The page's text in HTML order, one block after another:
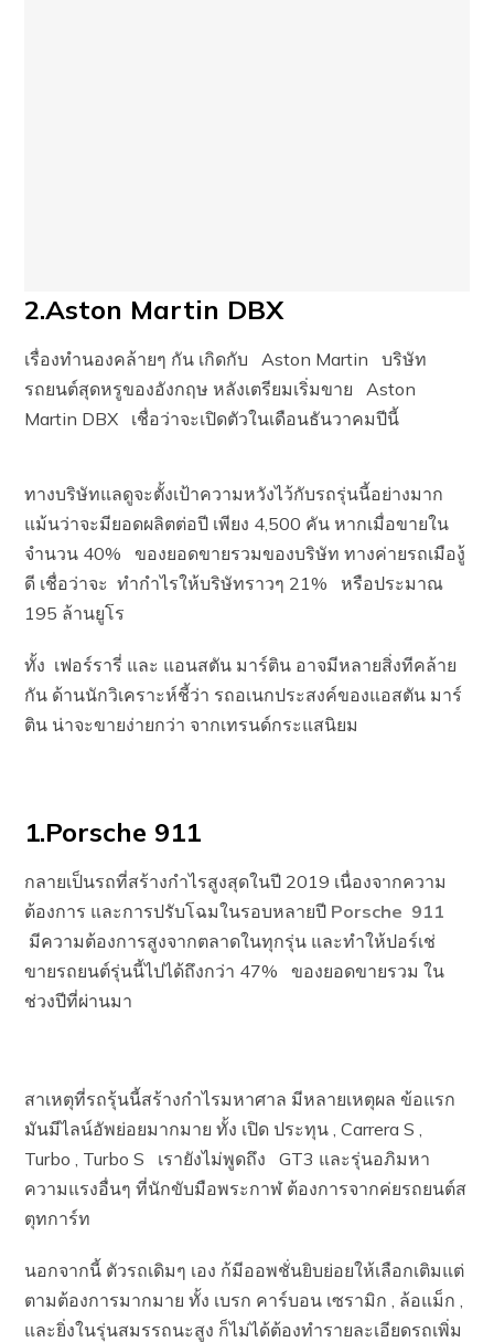
2.Aston Martin DBX
เรื่องทำนองคล้ายๆ กัน เกิดกับ Aston Martin บริษัท
รถยนต์สุดหรูของอังกฤษ หลังเตรียมเริ่มขาย Aston
Martin DBX เชื่อว่าจะเปิดตัวในเดือนธันวาคมปีนี้
ทางบริษัทแลดูจะตั้งเป้าความหวังไว้กับรถรุ่นนี้อย่างมาก
แม้นว่าจะมียอดผลิตต่อปี เพียง 4,500 คัน หากเมื่อขายใน
จำนวน 40% ของยอดขายรวมของบริษัท ทางค่ายรถเมืองู้
ดี เชื่อว่าจะ ทำกำไรให้บริษัทราวๆ 21% หรือประมาณ
195 ล้านยูโร
ทั้ง เฟอร์รารี่ และ แอนสตัน มาร์ติน อาจมีหลายสิ่งทีคล้าย
กัน ด้านนักวิเคราะห์ชี้ว่า รถอเนกประสงค์ของแอสตัน มาร์
ติน น่าจะขายง่ายกว่า จากเทรนด์กระแสนิยม
1.Porsche 911
กลายเป็นรถที่สร้างกำไรสูงสุดในปี 2019 เนื่องจากความ
ต้องการ และการปรับโฉมในรอบหลายปี Porsche 911
มีความต้องการสูงจากตลาดในทุกรุ่น และทำให้ปอร์เช่
ขายรถยนต์รุ่นนี้ไปได้ถึงกว่า 47% ของยอดขายรวม ใน
ช่วงปีที่ผ่านมา
สาเหตุที่รถรุ้นนี้สร้างกำไรมหาศาล มีหลายเหตุผล ข้อแรก
มันมีไลน์อัพย่อยมากมาย ทั้ง เปิด ประทุน , Carrera S ,
Turbo , Turbo S เรายังไม่พูดถึง GT3 และรุ่นอภิมหา
ความแรงอื่นๆ ที่นักขับมือพระกาฬ ต้องการจากค่ยรถยนต์ส
ตุทการ์ท
นอกจากนี้ ตัวรถเดิมๆ เอง ก้มีออพชั่นยิบย่อยให้เลือกเติมแต่
ตามต้องการมากมาย ทั้ง เบรก คาร์บอน เซรามิก , ล้อแม็ก ,
และยิ่งในรุ่นสมรรถนะสูง ก็ไม่ได้ต้องทำรายละเอียดรถเพิ่ม